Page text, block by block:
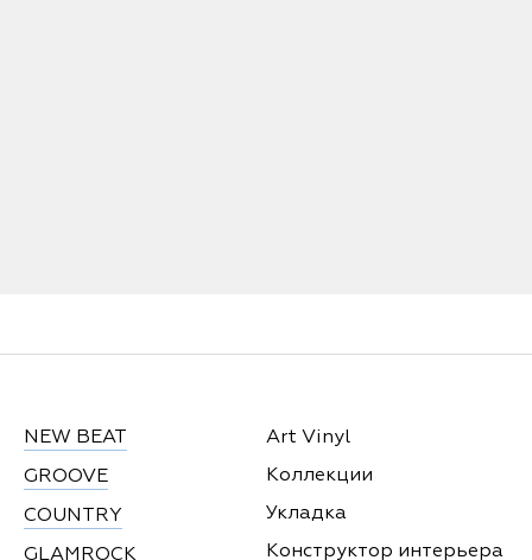
NEW BEAT
GROOVE
COUNTRY
GLAMROCK
Art Vinyl
Коллекции
Укладка
Конструктор интерьера